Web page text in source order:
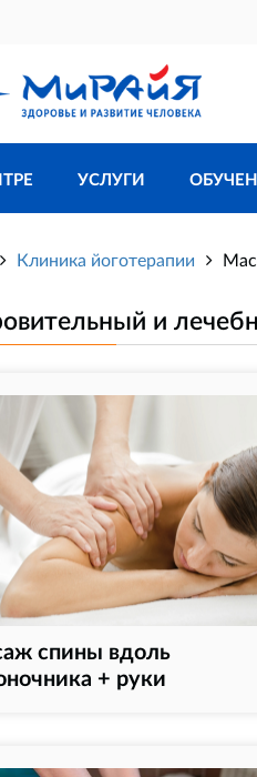
УСЛУГИ
Клиника йоготерапии
и
спины вдоль
+ руки